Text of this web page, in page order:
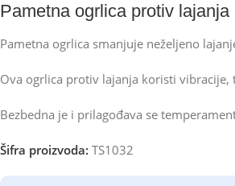
Pametna ogrlica protiv lajanja
Pametna ogrlica smanjuje neželjeno
Ova ogrlica protiv lajanja koristi vibracije,
Bezbedna je i prilagođava se
Šifra proizvoda: TS1032